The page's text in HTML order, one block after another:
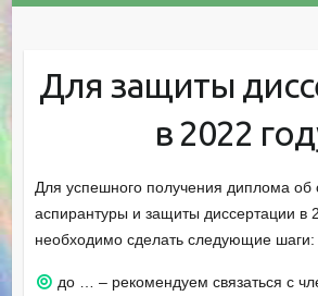
Для защиты
в 2022
Для успешного получения диплома об
аспирантуры и защиты диссертации в
необходимо сделать следующие шаги:
до … – рекомендуем связаться с